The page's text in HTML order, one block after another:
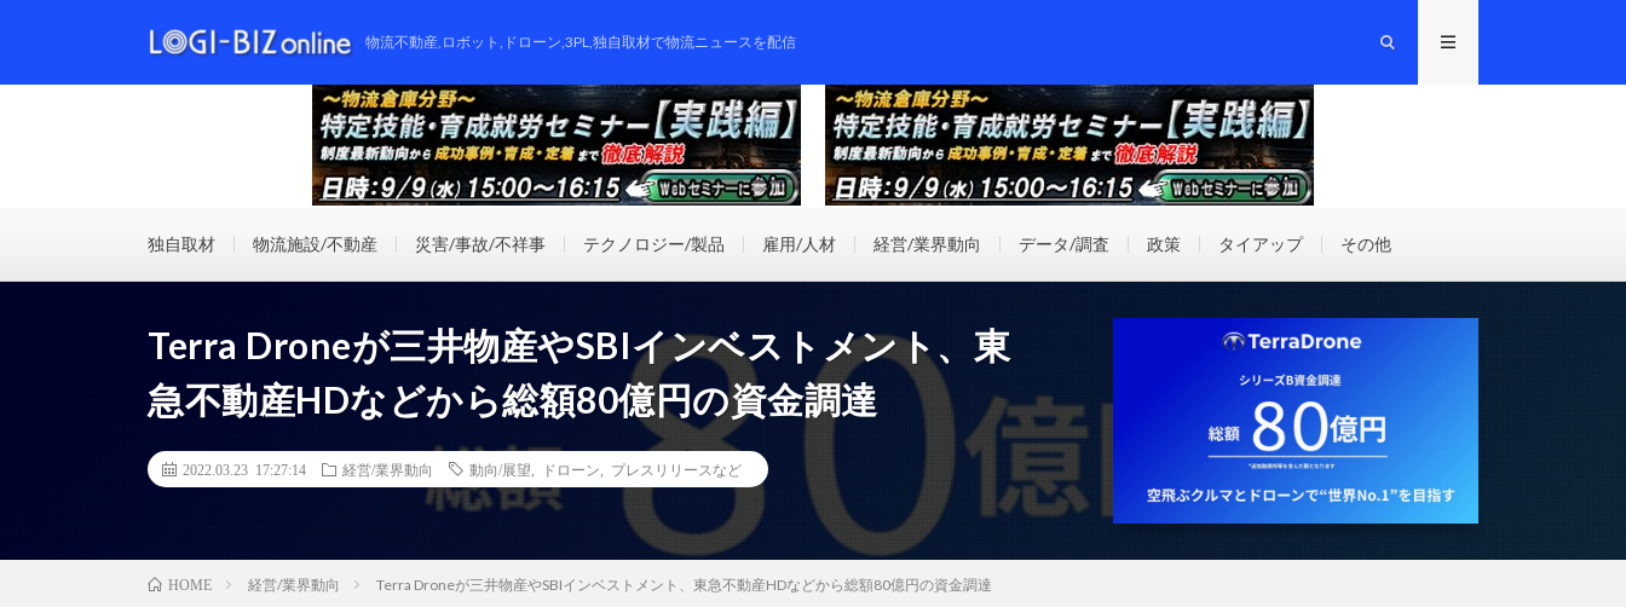
物流不動産,ロボット,ドローン,3PL,独自取材で物流ニュースを配信
独自取材 物流施設/不動産 災害/事故/不祥事 テクノロジー/製品 雇用/人材 経営/業界動向 データ/調査 政策 タイアップ その他
Terra Droneが三井物産やSBIインベストメント、東
急不動産HDなどから総額80億円の資金調達
2022.03.23 17:27:14 経営/業界動向 動向/展望 ドローン プレスリリースなど
HOME 経営/業界動向 Terra Droneが三井物産やSBIインベストメント、東急不動産HDなどから総額80億円の資金調達